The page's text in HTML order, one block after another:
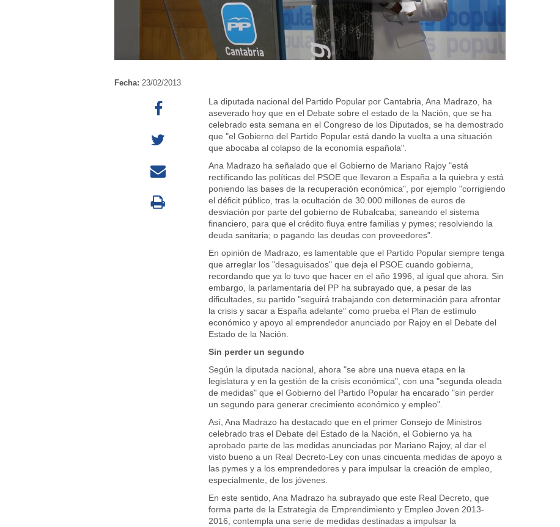
Fecha: 23/02/2013
La diputada nacional del Partido Popular por Cantabria, Ana Madrazo, ha
aseverado hoy que en el Debate sobre el estado de la Nación, que se ha
celebrado esta semana en el Congreso de los Diputados, se ha demostrado
que "el Gobierno del Partido Popular está dando la vuelta a una situación
que abocaba al colapso de la economía española".
Ana Madrazo ha señalado que el Gobierno de Mariano Rajoy "está
rectificando las políticas del PSOE que llevaron a España a la quiebra y está
poniendo las bases de la recuperación económica", por ejemplo "corrigiendo
el déficit público, tras la ocultación de 30.000 millones de euros de
desviación por parte del gobierno de Rubalcaba; saneando el sistema
financiero, para que el crédito fluya entre familias y pymes; resolviendo la
deuda sanitaria; o pagando las deudas con proveedores".
En opinión de Madrazo, es lamentable que el Partido Popular siempre tenga
que arreglar los "desaguisados" que deja el PSOE cuando gobierna,
recordando que ya lo tuvo que hacer en el año 1996, al igual que ahora. Sin
embargo, la parlamentaria del PP ha subrayado que, a pesar de las
dificultades, su partido "seguirá trabajando con determinación para afrontar
la crisis y sacar a España adelante" como prueba el Plan de estímulo
económico y apoyo al emprendedor anunciado por Rajoy en el Debate del
Estado de la Nación.
Sin perder un segundo
Según la diputada nacional, ahora "se abre una nueva etapa en la
legislatura y en la gestión de la crisis económica", con una "segunda oleada
de medidas" que el Gobierno del Partido Popular ha encarado "sin perder
un segundo para generar crecimiento económico y empleo".
Así, Ana Madrazo ha destacado que en el primer Consejo de Ministros
celebrado tras el Debate del Estado de la Nación, el Gobierno ya ha
aprobado parte de las medidas anunciadas por Mariano Rajoy, al dar el
visto bueno a un Real Decreto-Ley con unas cincuenta medidas de apoyo a
las pymes y a los emprendedores y para impulsar la creación de empleo,
especialmente, de los jóvenes.
En este sentido, Ana Madrazo ha subrayado que este Real Decreto, que
forma parte de la Estrategia de Emprendimiento y Empleo Joven 2013-
2016, contempla una serie de medidas destinadas a impulsar la